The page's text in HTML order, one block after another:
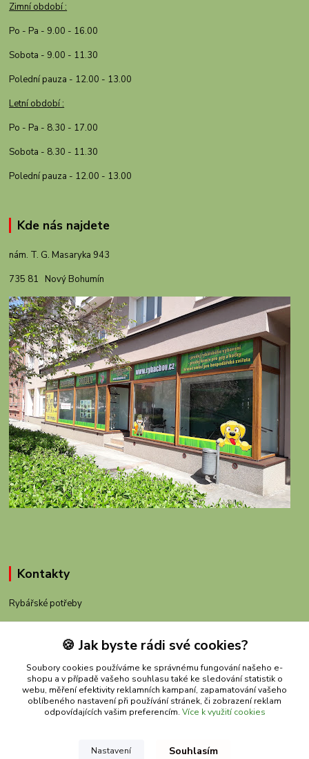
Zimní období :
Po - Pa - 9.00 - 16.00
Sobota - 9.00 - 11.30
Polední pauza - 12.00 - 13.00
Letní období :
Po - Pa - 8.30 - 17.00
Sobota - 8.30 - 11.30
Polední pauza - 12.00 - 13.00
Kde nás najdete
nám. T. G. Masaryka 943
735 81 Nový Bohumín
Kontakty
Rybářské potřeby
+420 605 983 110
obchod@rybachov.cz
🍪 Jak byste rádi své cookies?
Soubory cookies používáme ke správnému fungování našeho e-
shopu a v případě vašeho souhlasu také ke sledování statistik o
webu, měření efektivity reklamních kampaní, zapamatování vašeho
oblíbeného nastavení při používání stránek, či zobrazení reklam
odpovídajících vašim preferencím. Více k využití cookies
Nastavení Souhlasím